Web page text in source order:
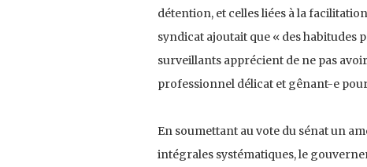
détention, et celles liées à la
syndicat ajoutait que « des
surveillants apprécient de ne pas
professionnel délicat et gênant-e
En soumettant au vote du sénat un
intégrales systématiques, le